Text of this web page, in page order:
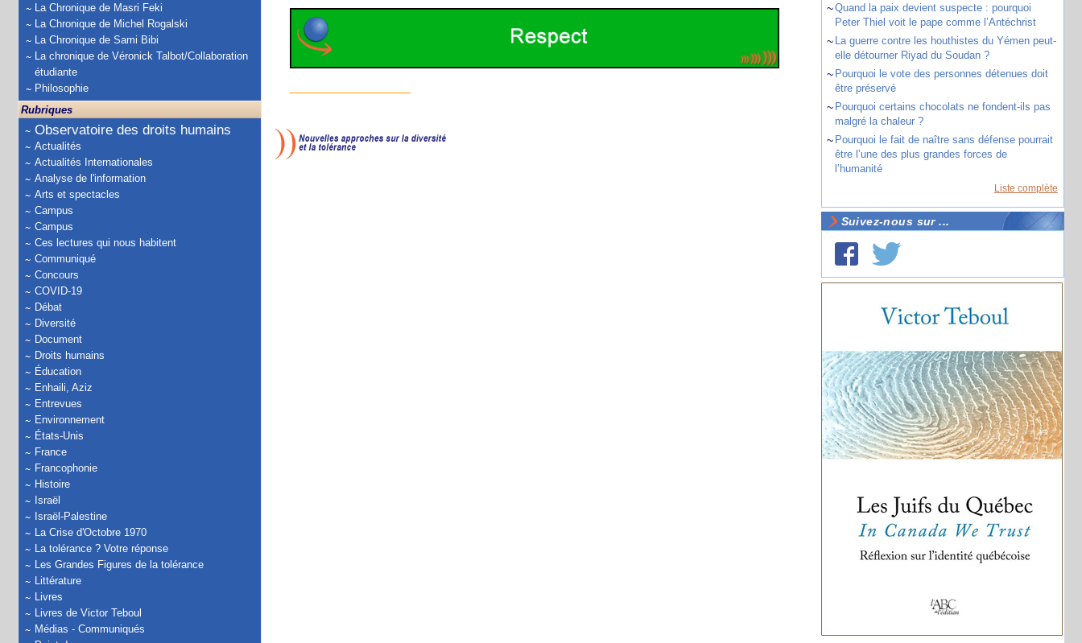
La Chronique de Masri Feki
La Chronique de Michel Rogalski
La Chronique de Sami Bibi
La chronique de Véronick Talbot/Collaboration
étudiante
Philosophie
Rubriques
Observatoire des droits humains
Actualités
Actualités Internationales
Analyse de l'information
Arts et spectacles
Campus
Campus
Ces lectures qui nous habitent
Communiqué
Concours
COVID-19
Débat
Diversité
Document
Droits humains
Éducation
Enhaili, Aziz
Entrevues
Environnement
États-Unis
France
Francophonie
Histoire
Israël
Israël-Palestine
La Crise d'Octobre 1970
La tolérance ? Votre réponse
Les Grandes Figures de la tolérance
Littérature
Livres
Livres de Victor Teboul
Médias - Communiqués
~Quand la paix devient suspecte : pourquoi
Peter Thiel voit le pape comme l’Antéchrist
~ La guerre contre les houthistes du Yémen peut-
elle détourner Riyad du Soudan ?
~ Pourquoi le vote des personnes détenues doit
être préservé
~ Pourquoi certains chocolats ne fondent-ils pas
malgré la chaleur ?
~ Pourquoi le fait de naître sans défense pourrait
être l’une des plus grandes forces de
l’humanité
Liste complète
Suivez-nous sur ...